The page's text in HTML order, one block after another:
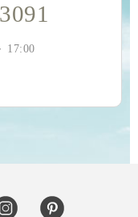
17:00